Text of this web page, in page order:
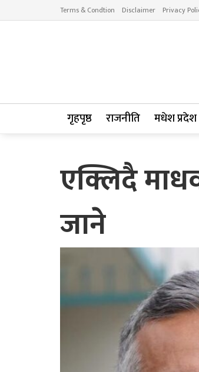
Terms & Condtion Disclaimer Privacy
गृहपृष्ठ राजनीति मधेश प्रदेश
एक्लिदै
जाने